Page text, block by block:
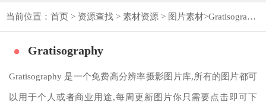
当前位置： 首页 > 资源查找 > 素材资源 > 图片素材>Gratisography
Gratisography
Gratisography 是一个免费高分辨率摄影图片库,所有的图片都可
以用于个人或者商业用途,每周更新图片你只需要点击即可下